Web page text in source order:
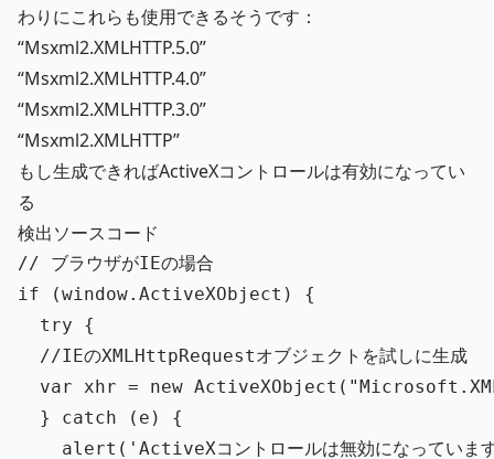
わりにこれらも使用できるそうです：
“Msxml2.XMLHTTP.5.0”
“Msxml2.XMLHTTP.4.0”
“Msxml2.XMLHTTP.3.0”
“Msxml2.XMLHTTP”
もし生成できればActiveXコントロールは有効になってい
る
検出ソースコード
// ブラウザがIEの場合
if
(window. ActiveXObject )
{
try
{
//IEのXMLHttpRequestオブジェクトを試しに生成
var xhr = new ActiveXObject ( "
}
catch ( e )
{
alert ( ' ActiveXコントロールは無効になっていま